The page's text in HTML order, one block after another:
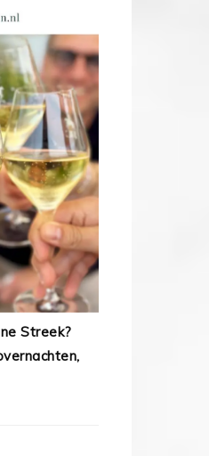
Streek?